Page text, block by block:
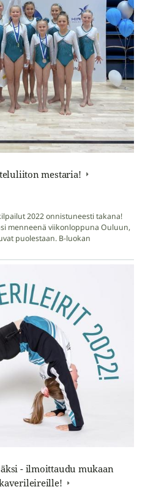
mestaria!
2022 onnistuneesti takana!
menneenä viikonloppuna Ouluun,
puolestaan. B-luokan
- ilmoittaudu mukaan